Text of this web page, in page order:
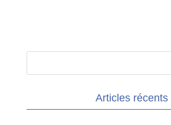
Articles récents